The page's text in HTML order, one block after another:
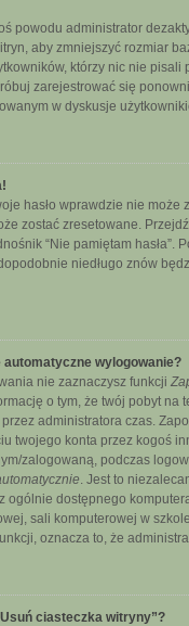
powodu administrator
aby zmniejszyć rozmiar
którzy nic nie pisali
zarejestrować się
w dyskusje
hasło wprawdzie nie może
zostać zresetowane.
“Nie pamiętam hasła”.
niedługo znów
automatyczne wylogowanie?
nie zaznaczysz funkcji
o tym, że twój pobyt na
administratora czas.
twojego konta przez kogoś
zalogowaną, podczas
. Jest to
ogólnie dostępnego
sali komputerowej w
oznacza to, że
ciasteczka witryny”?